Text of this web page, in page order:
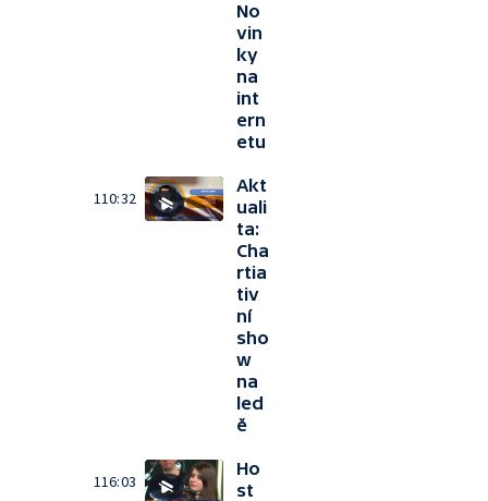
No
vin
ky
na
int
ern
etu
110:32
Akt
uali
ta:
Cha
rtia
tiv
ní
sho
w
na
led
ě
116:03
Ho
st